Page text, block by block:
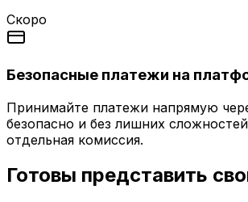
Скоро
Безопасные платежи на
Принимайте платежи напрямую
безопасно и без лишних
отдельная комиссия.
Готовы представить